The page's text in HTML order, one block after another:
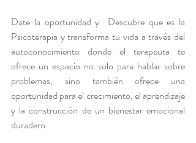
Date la oportunidad y  Descubre que es la
Psicoterapia y transforma tu vida a través del
autoconocimiento donde el terapeuta te
ofrece un espacio no solo para hablar sobre
problemas, sino también ofrece una
oportunidad para el crecimiento, el aprendizaje
y la construcción de un bienestar emocional
duradero.